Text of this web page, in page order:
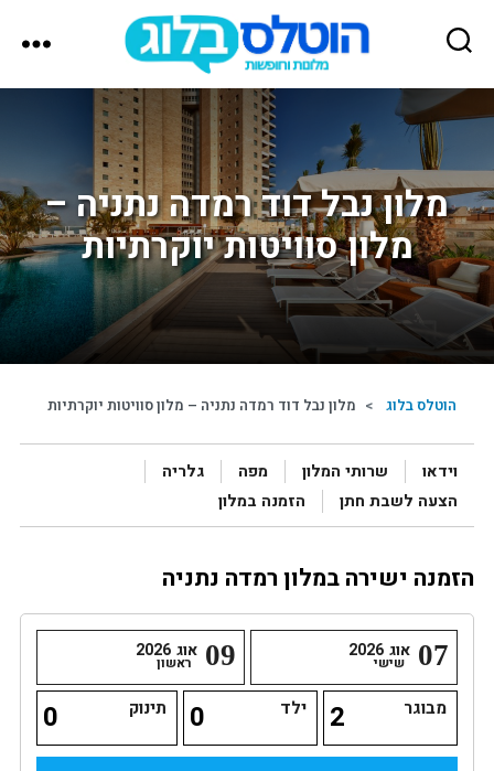
הוטלס
בלוג
מלון נבל דוד רמדה נתניה –
מלון סוויטות יוקרתיות
הוטלס בלוג > מלון נבל דוד רמדה נתניה – מלון סוויטות יוקרתיות
וידאו שרותי המלון מפה
גלריה
הצעה לשבת חתן
הזמנה במלון
הזמנה ישירה במלון רמדה נתניה
07 אוג 2026
שישי 09 אוג 2026
ראשון
מבוגר ילד תינוק